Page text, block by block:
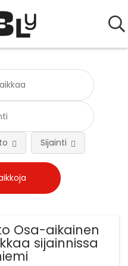
Sijainti
Osa-aikainen
sijainnissa